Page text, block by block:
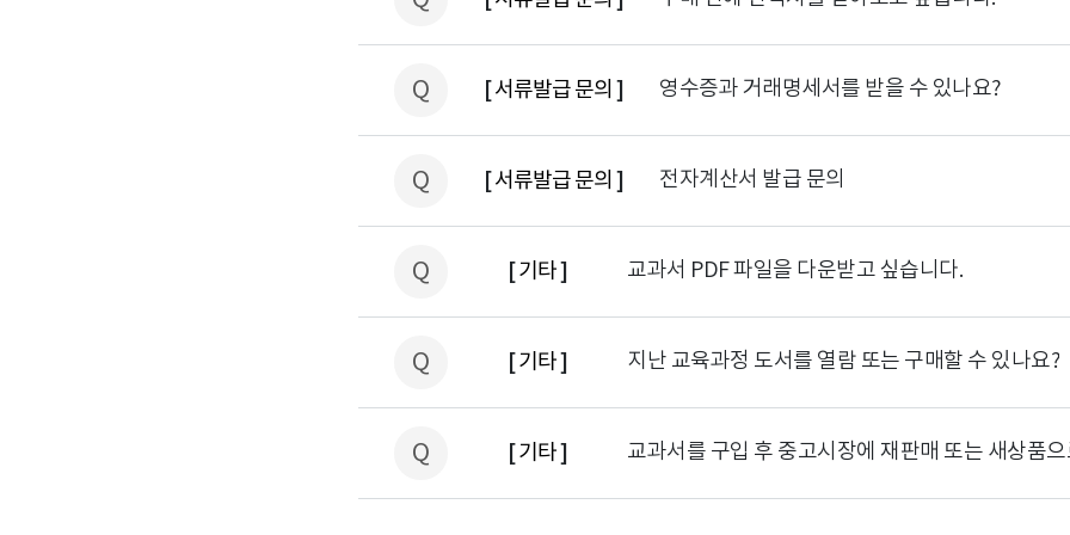
Q [서류발급 문의 ] 영수증과 거래명세서를 받을 수 있나요?
Q [서류발급 문의 ] 전자계산서 발급 문의
Q [기타] 교과서 PDF 파일을 다운받고 싶습니다.
Q [기타] 지난 교육과정 도서를 열람 또는 구매할 수 있나요?
Q [기타] 교과서를 구입 후 중고시장에 재판매 또는 새상품